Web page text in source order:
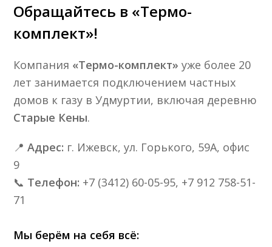
Обращайтесь в «Термо-
комплект»!
Компания «Термо-комплект» уже более 20
лет занимается подключением частных
домов к газу в Удмуртии, включая деревню
Старые Кены.
📍Адрес: г. Ижевск, ул. Горького, 59А, офис
9
📞 Телефон: +7 (3412) 60-05-95, +7 912 758-51-
71
Мы берём на себя всё: